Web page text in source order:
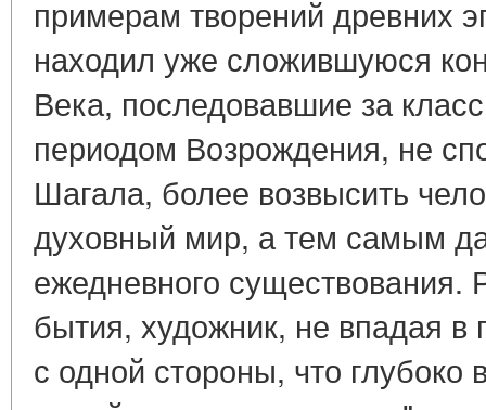
примерам творений древних
находил уже сложившуюся
Века, последовавшие за
периодом Возрождения, не
Шагала, более возвысить
духовный мир, а тем самым
ежедневного
бытия, художник, не впадая в
с одной стороны, что глубоко